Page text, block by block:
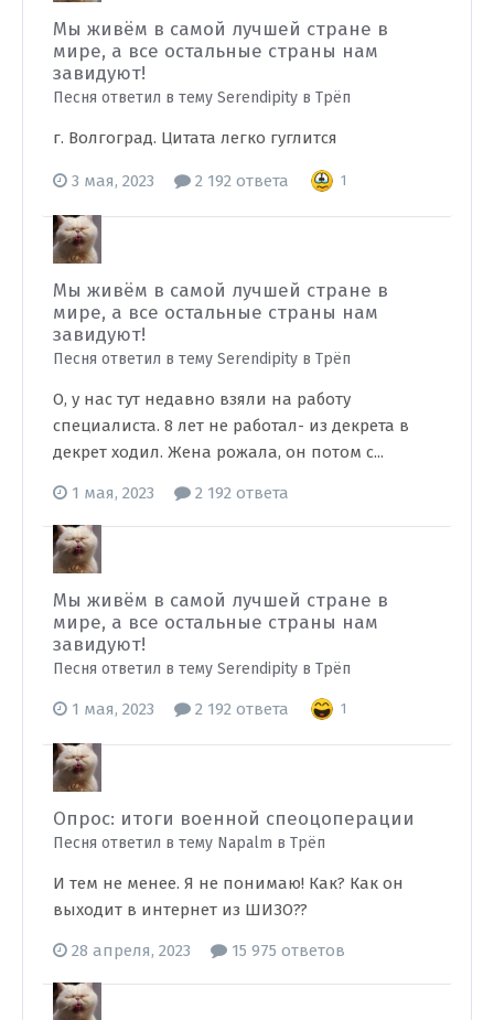
Мы живём в самой лучшей стране в
мире, а все остальные страны нам
завидуют!
Песня ответил в тему Serendipity в Трёп
г. Волгоград. Цитата легко гуглится
3 мая, 2023 2 192 ответа 1
Мы живём в самой лучшей стране в
мире, а все остальные страны нам
завидуют!
Песня ответил в тему Serendipity в Трёп
О, у нас тут недавно взяли на работу
специалиста. 8 лет не работал- из декрета в
декрет ходил. Жена рожала, он потом с...
1 мая, 2023 2 192 ответа
Мы живём в самой лучшей стране в
мире, а все остальные страны нам
завидуют!
Песня ответил в тему Serendipity в Трёп
1 мая, 2023 2 192 ответа 1
Опрос: итоги военной спеоцоперации
Песня ответил в тему Napalm в Трёп
И тем не менее. Я не понимаю! Как? Как он
выходит в интернет из ШИЗО??
28 апреля, 2023 15 975 ответов